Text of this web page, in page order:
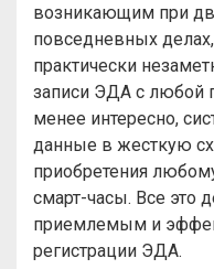
возникающим при
повседневных
практически
записи ЭДА с любой
менее интересно,
данные в жесткую
приобретения
смарт-часы. Все это
приемлемым и
регистрации ЭДА.